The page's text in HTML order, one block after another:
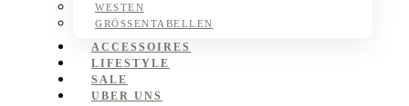
WESTEN
GRÖSSENTABELLEN
ACCESSOIRES
LIFESTYLE
SALE
UBER UNS